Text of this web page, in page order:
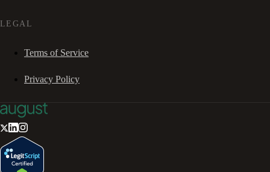
LEGAL
Terms of Service
Privacy Policy